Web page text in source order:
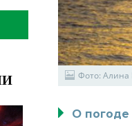
Фото: Алина
О погоде